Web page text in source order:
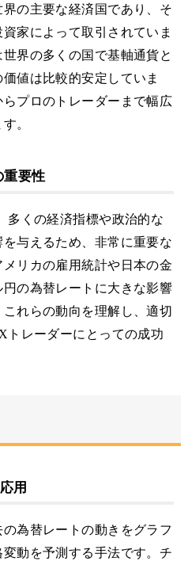
の主要な経済国であり、そ
家によって取引されていま
界の多くの国で基軸通貨と
値は比較的安定していま
プロのトレーダーまで幅広
。
重要性
多くの経済指標や政治的な
与えるため、非常に重要な
リカの雇用統計や日本の金
の為替レートに大きな影響
れらの動向を理解し、適切
トレーダーにとっての成功
用
為替レートの動きをグラフ
動を予測する手法です。チ